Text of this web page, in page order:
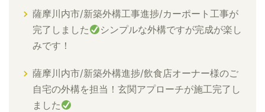
薩摩川内市/新築外構工事進捗/カーポート工事が
完了しました
シンプルな外構ですが完成が楽し
みです！
薩摩川内市/新築外構進捗/飲食店オーナー様のご
自宅の外構を担当！玄関アプローチが施工完了し
ました